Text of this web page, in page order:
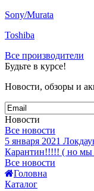
Sony/Murata
Toshiba
Все производители
Будьте в курсе!
Новости, обзоры и
Новости
Все новости
5 января 2021
Карантин!!!!! ( но мы
Все новости
Головна
Каталог